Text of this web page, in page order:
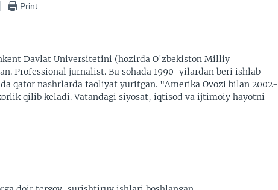
Print
Davlat Universitetini (hozirda O'zbekiston Milliy
Professional jurnalist. Bu sohada 1990-yilardan beri ishlab
qator nashrlarda faoliyat yuritgan. "Amerika Ovozi bilan 2002-
qilib keladi. Vatandagi siyosat, iqtisod va ijtimoiy hayotni